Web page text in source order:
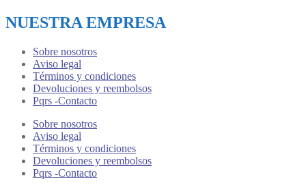
NUESTRA EMPRESA
Sobre nosotros
Aviso legal
Términos y condiciones
Devoluciones y reembolsos
Pqrs -Contacto
Sobre nosotros
Aviso legal
Términos y condiciones
Devoluciones y reembolsos
Pqrs -Contacto